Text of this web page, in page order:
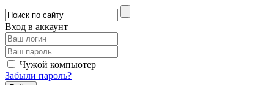
Вход в аккаунт
Чужой компьютер
Забыли пароль?